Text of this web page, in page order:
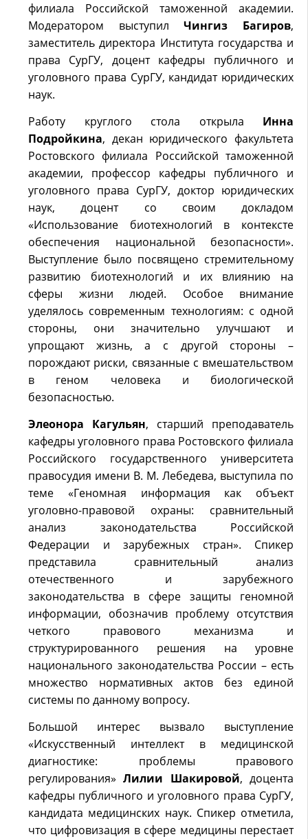
филиала Российской таможенной академии.
Модератором выступилЧингиз Багиров,
заместитель директора Института государства и
права СурГУ, доцент кафедры публичного и
уголовного права СурГУ, кандидат юридических
наук.
Работу круглого стола открыла Инна
Подройкина, декан юридического факультета
Ростовского филиала Российской таможенной
академии, профессор кафедры публичного и
уголовного права СурГУ, доктор юридических
наук, доцент со своим докладом
«Использование биотехнологий в контексте
обеспечения национальной безопасности».
Выступление было посвящено стремительному
развитию биотехнологий и их влиянию на
сферы жизни людей. Особое внимание
уделялось современным технологиям: с одной
стороны, они значительно улучшают и
упрощают жизнь, а с другой стороны –
порождают риски, связанные с вмешательством
в геном человека и биологической
безопасностью.
Элеонора Кагульян, старший преподаватель
кафедры уголовного права Ростовского филиала
Российского государственного университета
правосудия имени В. М. Лебедева, выступила по
теме «Геномная информация как объект
уголовно-правовой охраны: сравнительный
анализ законодательства Российской
Федерации и зарубежных стран». Спикер
представила сравнительный анализ
отечественного и зарубежного
законодательства в сфере защиты геномной
информации, обозначив проблему отсутствия
четкого правового механизма и
структурированного решения на уровне
национального законодательства России – есть
множество нормативных актов без единой
системы по данному вопросу.
Большой интерес вызвало выступление
«Искусственный интеллект в медицинской
диагностике: проблемы правового
регулирования»Лилии Шакировой, доцента
кафедры публичного и уголовного права СурГУ,
кандидата медицинских наук. Спикер отметила,
что цифровизация в сфере медицины перестает